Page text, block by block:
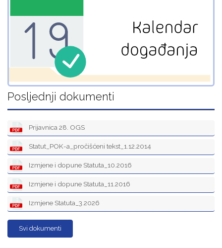
Posljednji dokumenti
Prijavnica 28. OGS
Statut_POK-a_pročišćeni tekst_1.12.2014
Izmjene i dopune Statuta_10.2016
Izmjene i dopune Statuta_11.2016
Izmjene Statuta_3.2026
Svi dokumenti